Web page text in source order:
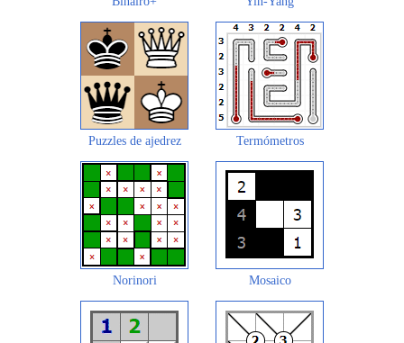
Puzzles de ajedrez Termómetros
Norinori Mosaico